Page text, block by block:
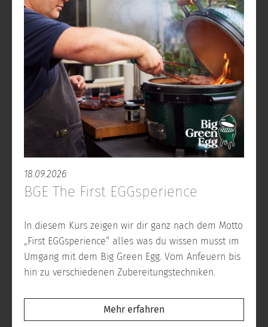
18.09.2026
BGE The First EGGsperience
In diesem Kurs zeigen wir dir ganz nach dem Motto
„First EGGsperience“ alles was du wissen musst im
Umgang mit dem Big Green Egg. Vom Anfeuern bis
hin zu verschiedenen Zubereitungstechniken.
Mehr erfahren